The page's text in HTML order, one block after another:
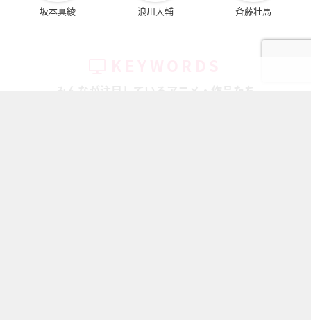
坂本真綾 浪川大輔 斉藤壮馬